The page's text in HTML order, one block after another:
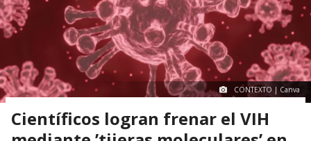
CONTEXTO | Canva
Científicos logran frenar el VIH